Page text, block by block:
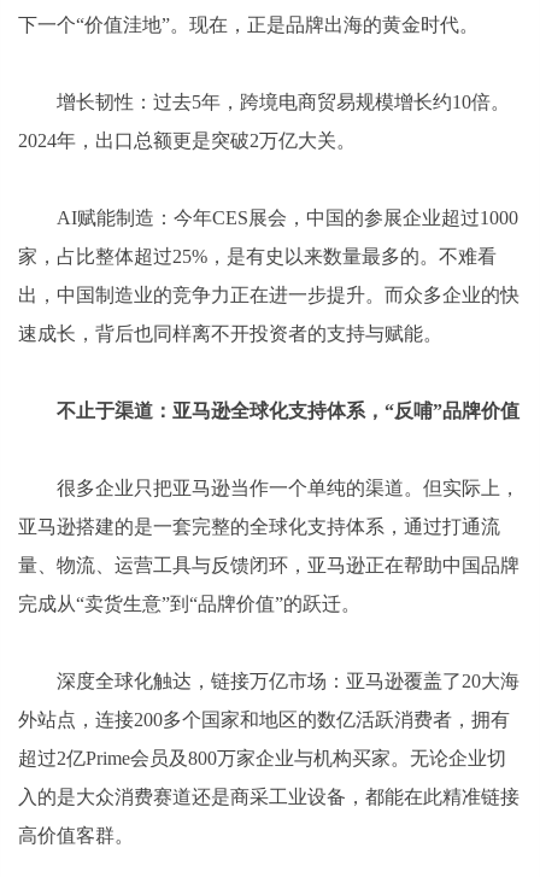
下一个“价值洼地”。现在，正是品牌出海的黄金时代。
增长韧性：过去5年，跨境电商贸易规模增长约10倍。
2024年，出口总额更是突破2万亿大关。
AI赋能制造：今年CES展会，中国的参展企业超过1000
家，占比整体超过25%，是有史以来数量最多的。不难看
出，中国制造业的竞争力正在进一步提升。而众多企业的快
速成长，背后也同样离不开投资者的支持与赋能。
不止于渠道：亚马逊全球化支持体系，“反哺”品牌价值
很多企业只把亚马逊当作一个单纯的渠道。但实际上，
亚马逊搭建的是一套完整的全球化支持体系，通过打通流
量、物流、运营工具与反馈闭环，亚马逊正在帮助中国品牌
完成从“卖货生意”到“品牌价值”的跃迁。
深度全球化触达，链接万亿市场：亚马逊覆盖了20大海
外站点，连接200多个国家和地区的数亿活跃消费者，拥有
超过2亿Prime会员及800万家企业与机构买家。无论企业切
入的是大众消费赛道还是商采工业设备，都能在此精准链接
高价值客群。